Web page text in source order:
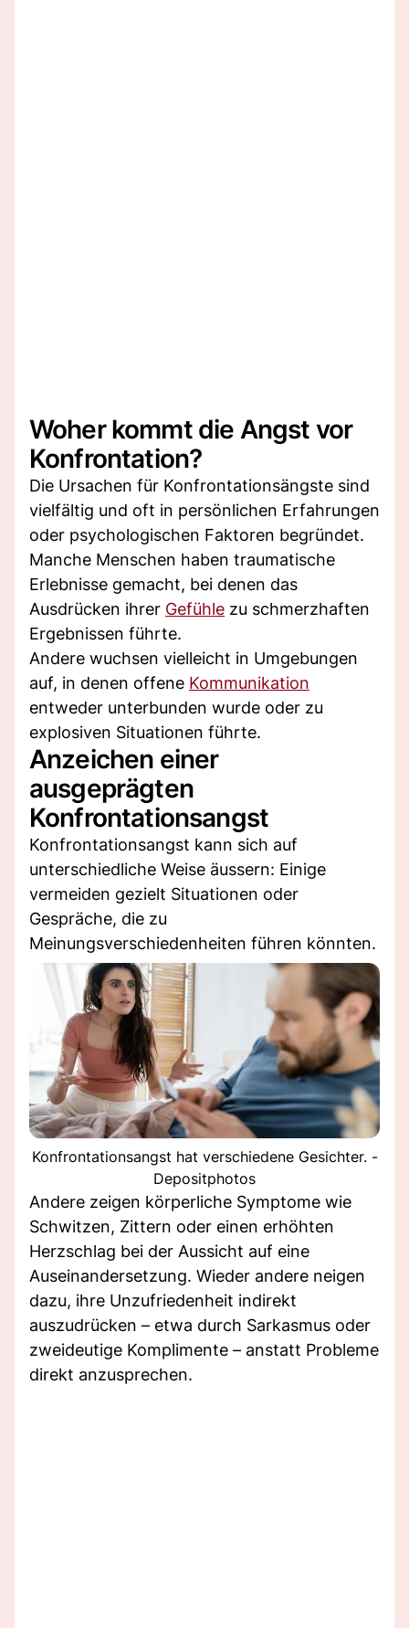
Woher kommt die Angst vor
Konfrontation?
Die Ursachen für Konfrontationsängste sind
vielfältig und oft in persönlichen Erfahrungen
oder psychologischen Faktoren begründet.
Manche Menschen haben traumatische
Erlebnisse gemacht, bei denen das
Ausdrücken ihrer Gefühle zu schmerzhaften
Ergebnissen führte.
Andere wuchsen vielleicht in Umgebungen
auf, in denen offene Kommunikation
entweder unterbunden wurde oder zu
explosiven Situationen führte.
Anzeichen einer
ausgeprägten
Konfrontationsangst
Konfrontationsangst kann sich auf
unterschiedliche Weise äussern: Einige
vermeiden gezielt Situationen oder
Gespräche, die zu
Meinungsverschiedenheiten führen könnten.
Konfrontationsangst hat verschiedene Gesichter. -
Depositphotos
Andere zeigen körperliche Symptome wie
Schwitzen, Zittern oder einen erhöhten
Herzschlag bei der Aussicht auf eine
Auseinandersetzung. Wieder andere neigen
dazu, ihre Unzufriedenheit indirekt
auszudrücken – etwa durch Sarkasmus oder
zweideutige Komplimente – anstatt Probleme
direkt anzusprechen.